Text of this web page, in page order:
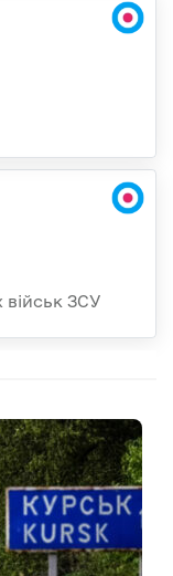
військ ЗСУ